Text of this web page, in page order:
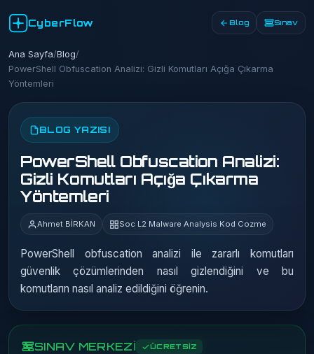
CyberFlow Blog Sınav
Ana Sayfa/Blog/
PowerShell Obfuscation Analizi: Gizli Komutları Açığa Çıkarma
Yöntemleri
BLOG YAZISI
PowerShell Obfuscation Analizi:
Gizli Komutları Açığa Çıkarma
Yöntemleri
Ahmet BİRKAN Soc L2 Malware Analysis Kod Cozme
PowerShell obfuscation analizi ile zararlı komutları
güvenlik çözümlerinden nasıl gizlendiğini ve bu
komutların nasıl analiz edildiğini öğrenin.
SINAV MERKEZİ ÜCRETSİZ